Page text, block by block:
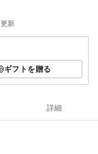
更新
ギフトを贈る
詳細